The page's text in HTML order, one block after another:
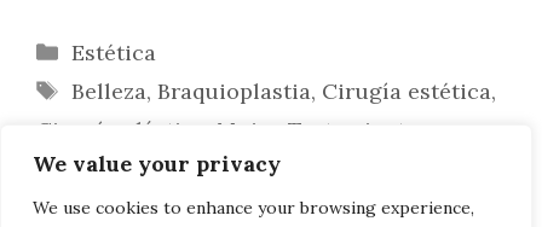
We value your privacy
We use cookies to enhance your browsing experience,
Categorías
Estética
Etiquetas
Belleza, Braquioplastia, Cirugía estética,
Cirugía plástica
Mujer
Tratamientos
estéticos
¿Qué es una blefaroplastia superior?